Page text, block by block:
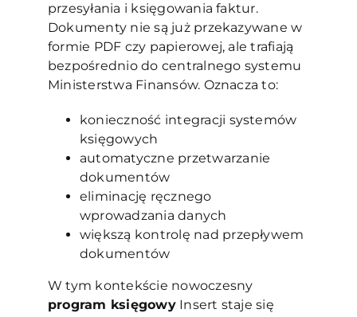
przesyłania i księgowania faktur.
Dokumenty nie są już przekazywane w
formie PDF czy papierowej, ale trafiają
bezpośrednio do centralnego systemu
Ministerstwa Finansów. Oznacza to:
konieczność integracji systemów
księgowych
automatyczne przetwarzanie
dokumentów
eliminację ręcznego
wprowadzania danych
większą kontrolę nad przepływem
dokumentów
W tym kontekście nowoczesny
program księgowy Insert staje się